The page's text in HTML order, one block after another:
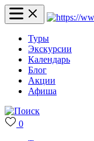
Туры
Экскурсии
Календарь
Блог
Акции
Афиша
0